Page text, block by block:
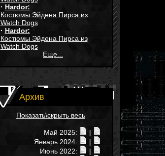
· Hardor:
Костюмы Эйдена Пирса из
Watch Dogs
· Hardor:
Костюмы Эйдена Пирса из
Watch Dogs
Еще...
Архив
Показать\скрыть весь
Май 2025:
|
Январь 2024:
|
Июнь 2022:
|